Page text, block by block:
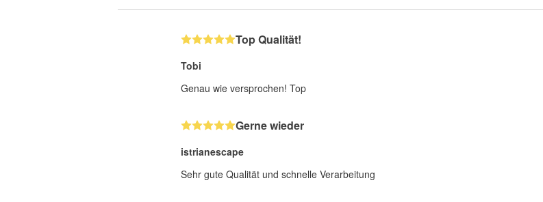
Top Qualität!
Tobi
Genau wie versprochen! Top
Gerne wieder
istrianescape
Sehr gute Qualität und schnelle Verarbeitung